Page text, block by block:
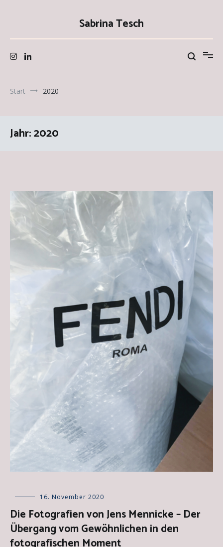
Sabrina Tesch
Start 2020
Jahr:2020
Allgemein ,
über
Kunstwerke ,
Künstlerportäts
16. November 2020
Die Fotografien von Jens Mennicke – Der
Übergang vom Gewöhnlichen in den
fotografischen Moment